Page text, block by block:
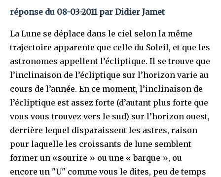
réponse du 08-03-2011 par Didier Jamet
La Lune se déplace dans le ciel selon la même
trajectoire apparente que celle du Soleil, et que les
astronomes appellent l’écliptique. Il se trouve que
l’inclinaison de l’écliptique sur l’horizon varie au
cours de l’année. En ce moment, l’inclinaison de
l’écliptique est assez forte (d’autant plus forte que
vous vous trouvez vers le sud) sur l’horizon ouest,
derrière lequel disparaissent les astres, raison
pour laquelle les croissants de lune semblent
former un «sourire » ou une « barque », ou
encore un "U" comme vous le dites, peu de temps